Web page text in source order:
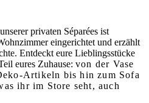
privaten Séparées ist
eingerichtet und erzählt
Entdeckt eure Lieblingsstücke
eures Zuhause: von der Vase
Artikeln bis hin zum Sofa
ihr im Store seht, auch